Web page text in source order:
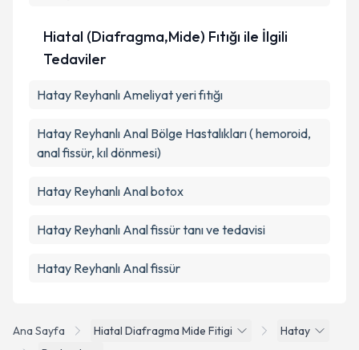
Ana Sayfa Hiatal Diafragma Mide Fitigi
Hatay
Hiatal (Diafragma,Mide) Fıtığı ile İlgili
Tedaviler
Hatay Reyhanlı Ameliyat yeri fıtığı
Hatay Reyhanlı Anal Bölge Hastalıkları ( hemoroid,
anal fissür, kıl dönmesi)
Hatay Reyhanlı Anal botox
Hatay Reyhanlı Anal fissür tanı ve tedavisi
Hatay Reyhanlı Anal fissür